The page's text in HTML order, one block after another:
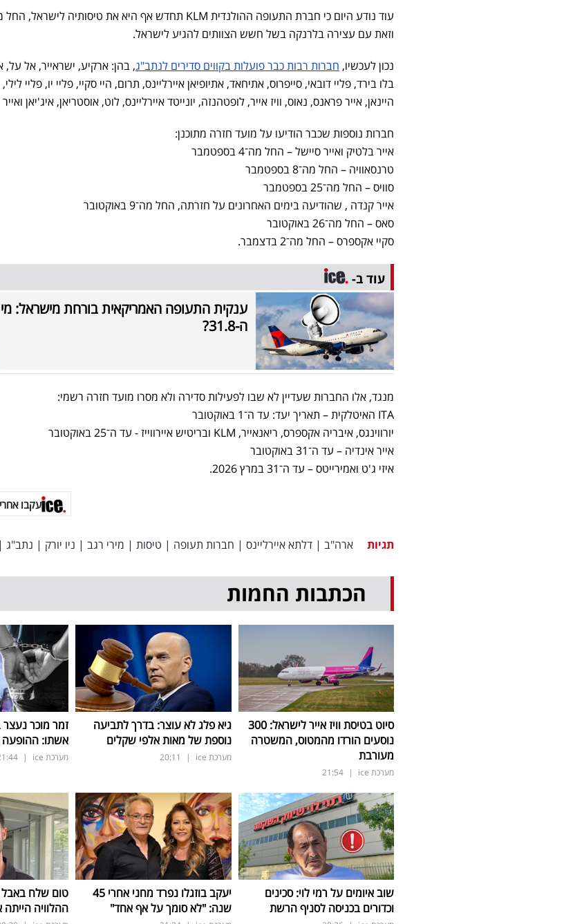
וזאת עם עצירה בלרנקה בשל חשש הצוותים להגיע לישראל.
נכון לעכשיו, חברות רבות כבר פועלות בקווים סדירים לנתב"ג, בהן: ארקיע, ישראייר, אל על,
בלו בירד, פליי דובאי, סייפרוס, אתיחאד, אתיופיאן איירליינס, תרום, היי סקיי, פליי יו, פליי
היינאן, אייר פראנס, נאוס, וויז אייר, לופטהנזה, יונייטד איירליינס, לוט, אוסטריאן, איג'יאן
חברות נוספות שכבר הודיעו על מועד חזרה מתוכנן:
אייר בלטיק ואייר סיישל – החל מה־4 בספטמבר
טרנסאוויה – החל מה־8 בספטמבר
סוויס – החל מה־25 בספטמבר
אייר קנדה , שהודיעה בימים האחרונים על חזרתה, החל מה־9 באוקטובר
סאס – החל מה־26 באוקטובר
סקיי אקספרס – החל מה־2 בדצמבר.
עוד ב-
ענקית התעופה האמריקאית בורחת מישראל:
ה-31.8?
מנגד, אלו החברות שעדיין לא שבו לפעילות סדירה ולא מסרו מועד חזרה רשמי:
ITA האיטלקית – תאריך יעד: עד ה־1 באוקטובר
יורווינגס, איבריה אקספרס, ריאנאייר, KLM ובריטיש איירווייז - עד ה־25 באוקטובר
אייר אינדיה – עד ה־31 באוקטובר
איזי ג'ט ואמירייטס – עד ה־31 במרץ 2026.
עקבו
תגיות ארה"ב | דלתא איירליינס | חברות תעופה | טיסות | מירי רגב | ניו יורק | נתב"ג |
הכתבות החמות
סיוט בטיסת וויז אייר לישראל: 300
נוסעים הורדו מהמטוס, המשטרה
מעורבת
מערכת ice |
21:54
גיא פלג לא עוצר: בדרך לתביעה
נוספת של מאות אלפי שקלים
מערכת ice |
20:11
זמר מוכר
אשתו:
מערכת ice |
שוב איומים על רמי לוי: סכינים
וכדורים בכניסה לסניף הרשת
יעקב בוזגלו נפרד מחני אחרי 45
שנה: "לא סומך על אף אחד"
טום שלח באבל
ההלוויה